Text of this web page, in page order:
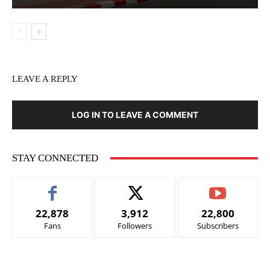
LEAVE A REPLY
LOG IN TO LEAVE A COMMENT
STAY CONNECTED
22,878
Fans
3,912
Followers
22,800
Subscribers